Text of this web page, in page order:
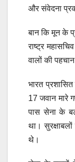
और संवेदना
बान कि मून के
राष्ट्र
वालों की
भारत
17 जवान मारे
पास सेना के
था। सुरक्षाबलों
थे।